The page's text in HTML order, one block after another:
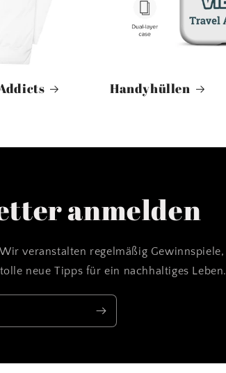
Handyhüllen
anmelden
veranstalten regelmäßig Gewinnspiele,
neue Tipps für ein nachhaltiges Leben.